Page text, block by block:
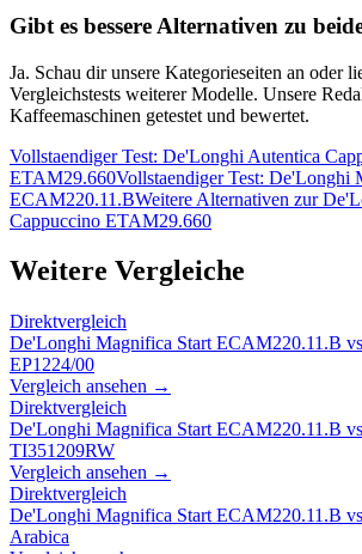
Gibt es bessere Alternativen zu
Ja. Schau dir unsere Kategorieseiten an oder
Vergleichstests weiterer Modelle. Unsere
Kaffeemaschinen getestet und bewertet.
Vollstaendiger Test: De'Longhi Autentica
ETAM29.660Vollstaendiger Test: De'Longhi
ECAM220.11.BWeitere Alternativen zur
Cappuccino ETAM29.660
Weitere Vergleiche
Direktvergleich
De'Longhi Magnifica Start ECAM220.11.B vs
EP1224/00
Vergleich ansehen →
Direktvergleich
De'Longhi Magnifica Start ECAM220.11.B vs
TI351209RW
Vergleich ansehen →
Direktvergleich
De'Longhi Magnifica Start ECAM220.11.B vs
Arabica